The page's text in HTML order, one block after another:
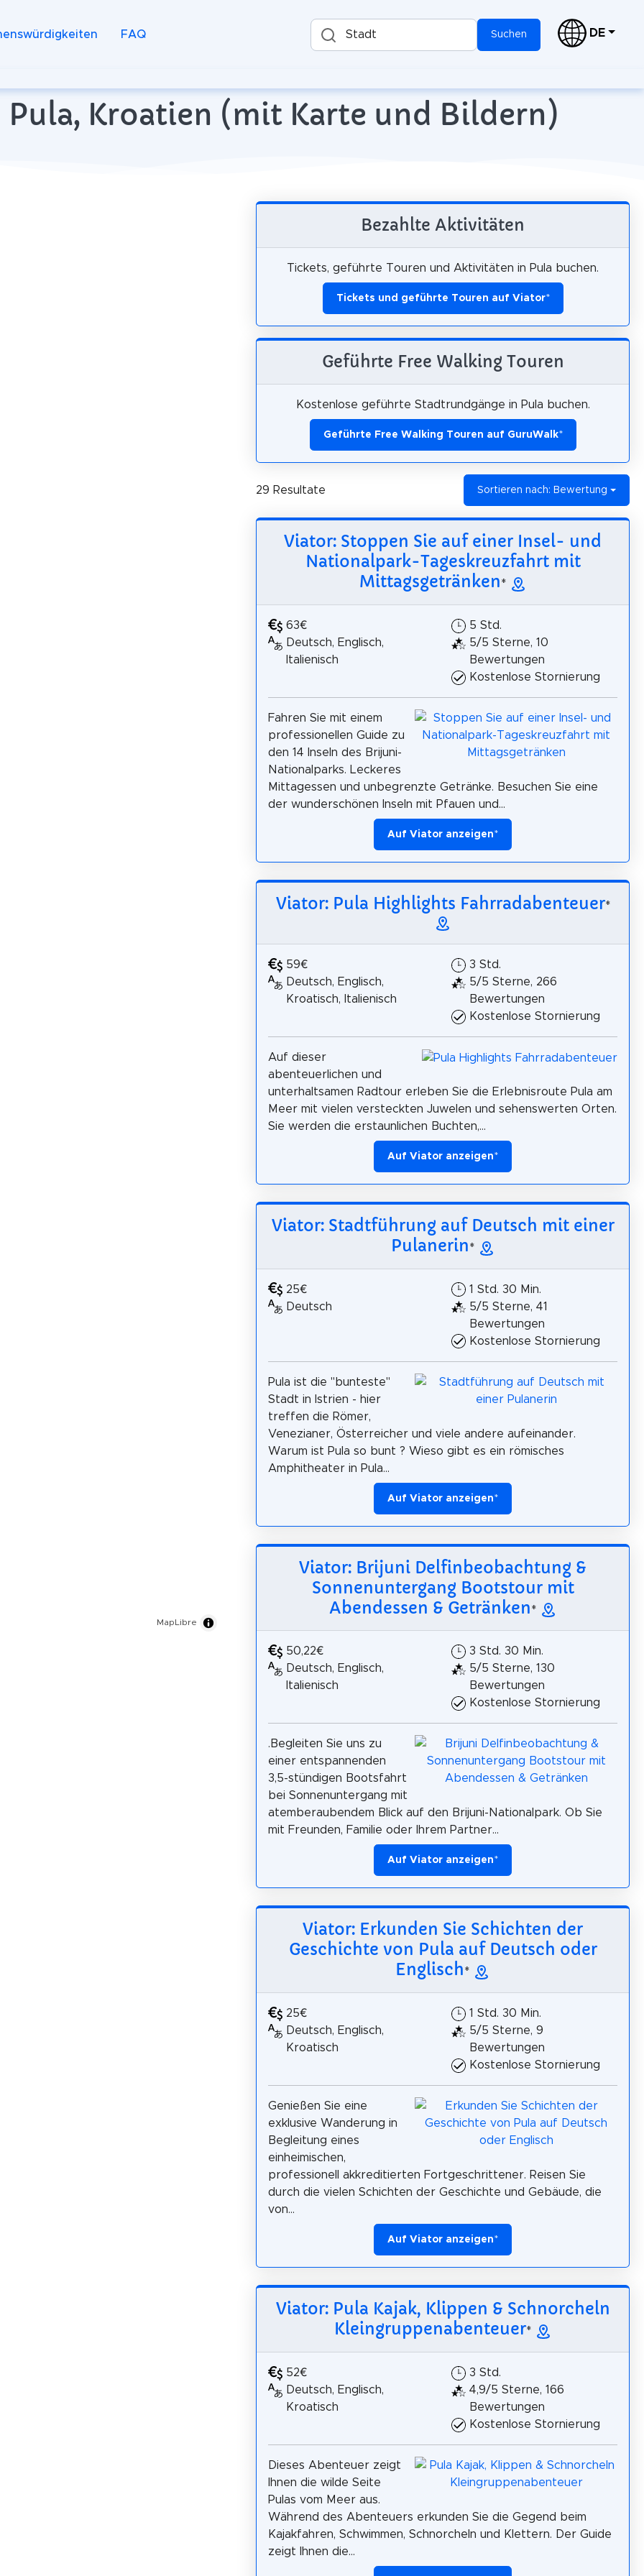
FAQ Stadt Suchen DE
Kroatien (mit Karte und Bildern)
MapLibre
Bezahlte Aktivitäten
Tickets, geführte Touren und Aktivitäten in Pula buchen.
Tickets und geführte Touren auf Viator*
Geführte Free Walking Touren
Kostenlose geführte Stadtrundgänge in Pula buchen.
Geführte Free Walking Touren auf GuruWalk*
29 Resultate Sortieren nach: Bewertung
Viator: Stoppen Sie auf einer Insel- und
Nationalpark-Tageskreuzfahrt mit
Mittagsgetränken*
63€
Deutsch, Englisch,
Italienisch
5 Std.
5/5 Sterne, 10
Bewertungen
Kostenlose Stornierung
Fahren Sie mit einem
professionellen Guide zu
den 14 Inseln des Brijuni-
Nationalparks. Leckeres
Mittagessen und unbegrenzte Getränke. Besuchen Sie eine
der wunderschönen Inseln mit Pfauen und...
Auf Viator anzeigen*
Viator: Pula Highlights Fahrradabenteuer*
59€
Deutsch, Englisch,
Kroatisch, Italienisch
3 Std.
5/5 Sterne, 266
Bewertungen
Kostenlose Stornierung
Auf dieser
abenteuerlichen und
unterhaltsamen Radtour erleben Sie die Erlebnisroute Pula am
Meer mit vielen versteckten Juwelen und sehenswerten Orten.
Sie werden die erstaunlichen Buchten,...
Auf Viator anzeigen*
Viator: Stadtführung auf Deutsch mit einer
Pulanerin*
25€
Deutsch
1 Std. 30 Min.
5/5 Sterne, 41
Bewertungen
Kostenlose Stornierung
Pula ist die "bunteste"
Stadt in Istrien - hier
treffen die Römer,
Venezianer, Österreicher und viele andere aufeinander.
Warum ist Pula so bunt ? Wieso gibt es ein römisches
Amphitheater in Pula...
Auf Viator anzeigen*
Viator: Brijuni Delfinbeobachtung &
Sonnenuntergang Bootstour mit
Abendessen & Getränken*
50,22€
Deutsch, Englisch,
Italienisch
3 Std. 30 Min.
5/5 Sterne, 130
Bewertungen
Kostenlose Stornierung
.Begleiten Sie uns zu
einer entspannenden
3,5-stündigen Bootsfahrt
bei Sonnenuntergang mit
atemberaubendem Blick auf den Brijuni-Nationalpark. Ob Sie
mit Freunden, Familie oder Ihrem Partner...
Auf Viator anzeigen*
Viator: Erkunden Sie Schichten der
Geschichte von Pula auf Deutsch oder
Englisch*
25€
Deutsch, Englisch,
Kroatisch
1 Std. 30 Min.
5/5 Sterne, 9
Bewertungen
Kostenlose Stornierung
Genießen Sie eine
exklusive Wanderung in
Begleitung eines
einheimischen,
professionell akkreditierten Fortgeschrittener. Reisen Sie
durch die vielen Schichten der Geschichte und Gebäude, die
von...
Auf Viator anzeigen*
Viator: Pula Kajak, Klippen & Schnorcheln
Kleingruppenabenteuer*
52€
Deutsch, Englisch,
Kroatisch
3 Std.
4,9/5 Sterne, 166
Bewertungen
Kostenlose Stornierung
Dieses Abenteuer zeigt
Ihnen die wilde Seite
Pulas vom Meer aus.
Während des Abenteuers erkunden Sie die Gegend beim
Kajakfahren, Schwimmen, Schnorcheln und Klettern. Der Guide
zeigt Ihnen die...